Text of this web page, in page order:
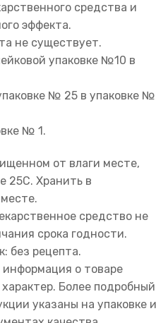
средства и
эффекта.
не существует.
упаковке №10 в
№ 25 в упаковке №
№ 1.
от влаги месте,
25С. Хранить в
средство не
срока годности.
без рецепта.
о товаре
Более подробный
указаны на упаковке и